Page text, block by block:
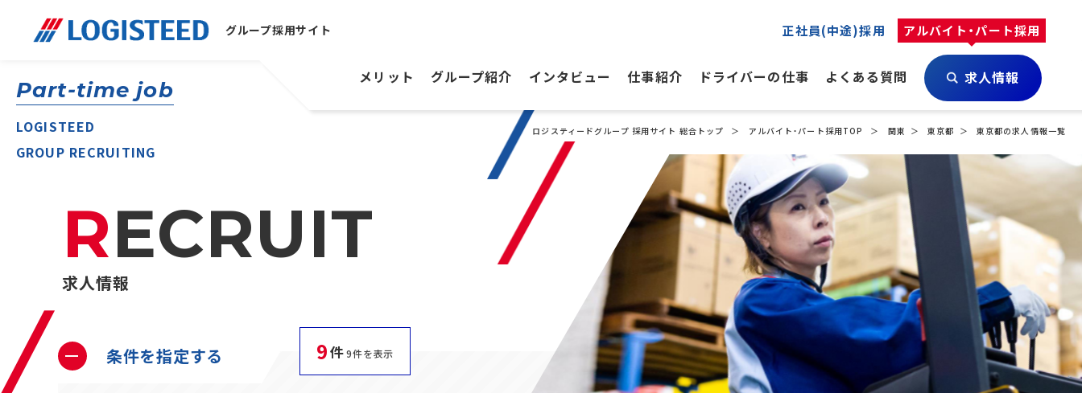
グループ採用サイト 正社員(中途)採用 アルバイト・パート採用
メリット グループ紹介 インタビュー 仕事紹介 ドライバーの仕事 よくある質問 求人情報
正社員(中途)採用
Part-time job
LOGISTEED
GROUP RECRUITING
ロジスティードグループ 採用サイト 総合トップ アルバイト・パート採用TOP 関東 東京都 東京都の求人情報一覧
RECRUIT
求人情報
9件 9件を表示
条件を指定する